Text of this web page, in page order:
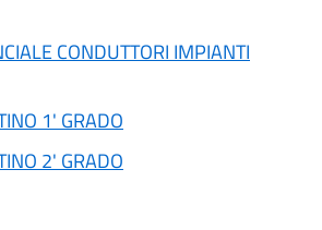
CONDUTTORI IMPIANTI
1' GRADO
2' GRADO